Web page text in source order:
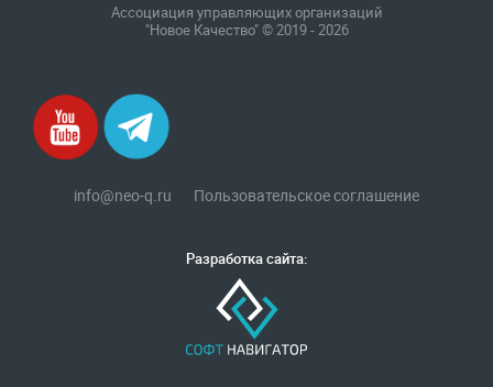
Ассоциация управляющих организаций
"Новое Качество" © 2019 - 2026
info@neo-q.ru Пользовательское соглашение
Разработка сайта: